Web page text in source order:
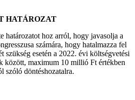
HATÁROZAT
határozatot hoz arról, hogy javasolja a
számára, hogy hatalmazza fel
esetén a 2022. évi költségvetési
között, maximum 10 millió Ft értékben
szóló döntéshozatalra.